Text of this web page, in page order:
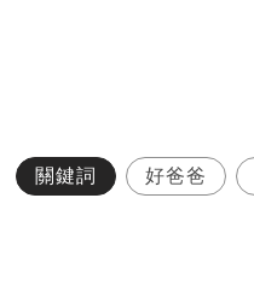
關鍵詞 好爸爸